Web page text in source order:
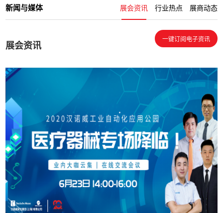
新闻与媒体 展会资讯 行业热点 展商动态
一键订阅电子资讯
展会资讯